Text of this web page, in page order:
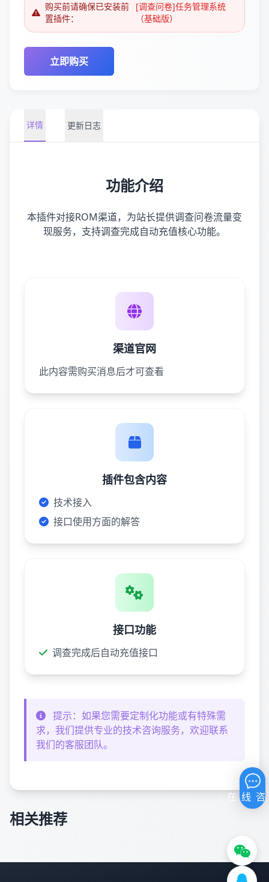
购买前请确保已安装前
置插件：
[调查问卷]任务管理系统
（基础版）
立即购买
详情 更新日志
功能介绍
本插件对接ROM渠道，为站长提供调查问卷流量变
现服务，支持调查完成自动充值核心功能。
渠道官网
此内容需购买消息后才可查看
插件包含内容
技术接入
接口使用方面的解答
接口功能
调查完成后自动充值接口
提示：如果您需要定制化功能或有特殊需
求，我们提供专业的技术咨询服务，欢迎联系
我们的客服团队。
相关推荐